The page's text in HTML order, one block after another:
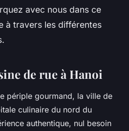
avec nous dans ce
à travers les différentes
de rue à Hanoi
périple gourmand, la ville de
culinaire du nord du
authentique, nul besoin